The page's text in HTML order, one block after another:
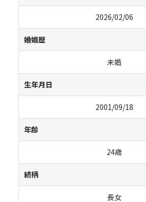
2026/02/06
婚姻歴
未婚
生年月日
2001/09/18
年齢
24歳
続柄
長女